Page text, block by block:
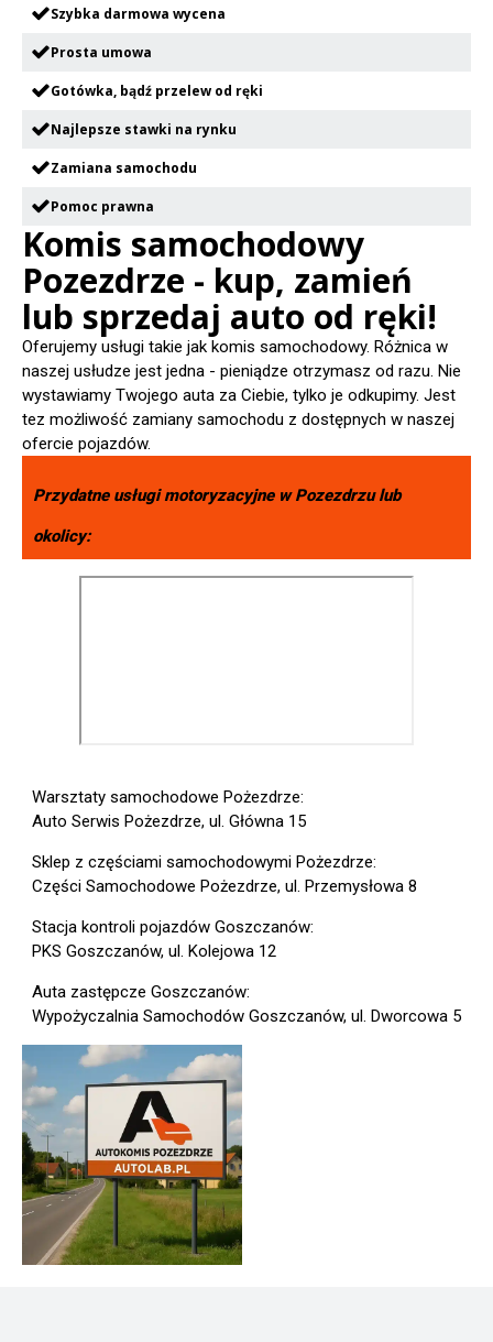
Szybka darmowa wycena
Prosta umowa
Gotówka, bądź przelew od ręki
Najlepsze stawki na rynku
Zamiana samochodu
Pomoc prawna
Komis samochodowy
Pozezdrze - kup, zamień
lub sprzedaj auto od ręki!
Oferujemy usługi takie jak komis samochodowy. Różnica w
naszej usłudze jest jedna - pieniądze otrzymasz od razu. Nie
wystawiamy Twojego auta za Ciebie, tylko je odkupimy. Jest
tez możliwość zamiany samochodu z dostępnych w naszej
ofercie pojazdów.
Przydatne usługi motoryzacyjne wPozezdrzulub
okolicy:
Warsztaty samochodowe Pożezdrze:
Auto Serwis Pożezdrze, ul. Główna 15
Sklep z częściami samochodowymi Pożezdrze:
Części Samochodowe Pożezdrze, ul. Przemysłowa 8
Stacja kontroli pojazdów Goszczanów:
PKS Goszczanów, ul. Kolejowa 12
Auta zastępcze Goszczanów:
Wypożyczalnia Samochodów Goszczanów, ul. Dworcowa 5